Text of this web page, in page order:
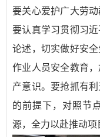
要关心爱护广大劳
要认真学习贯彻习
论述，切实做好安
作业人员安全教育
产意识。要抢抓有
的前提下，对照节
源，全力以赴推动项